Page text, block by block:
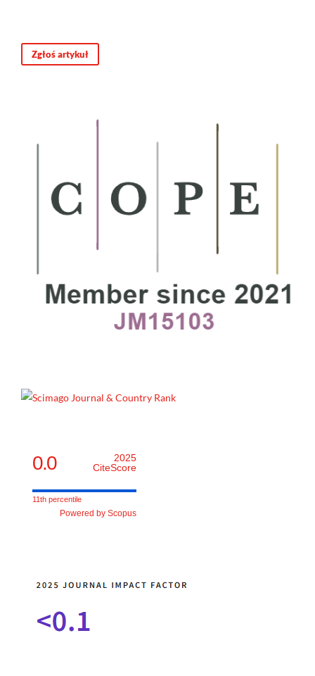
Zgłoś artykuł
0.0
2025
CiteScore
11th percentile
Powered by Scopus